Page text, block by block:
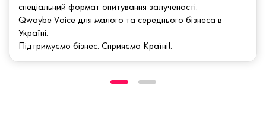
спеціальний формат опитування залученості.
Qwaybe Voice для малого та середнього бізнеса в
Україні.
Підтримуємо бізнес. Сприяємо Країні!.